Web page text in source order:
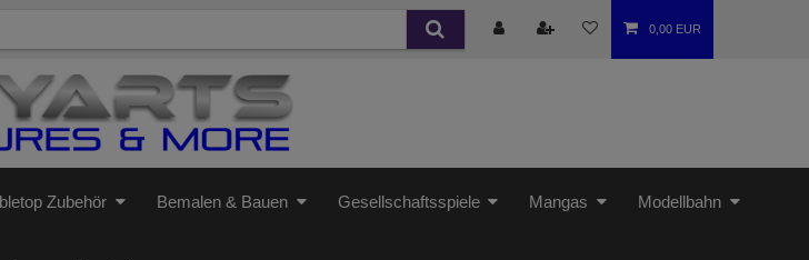
0,00 EUR
Zubehör Bemalen & Bauen Gesellschaftsspiele Mangas Modellbahn